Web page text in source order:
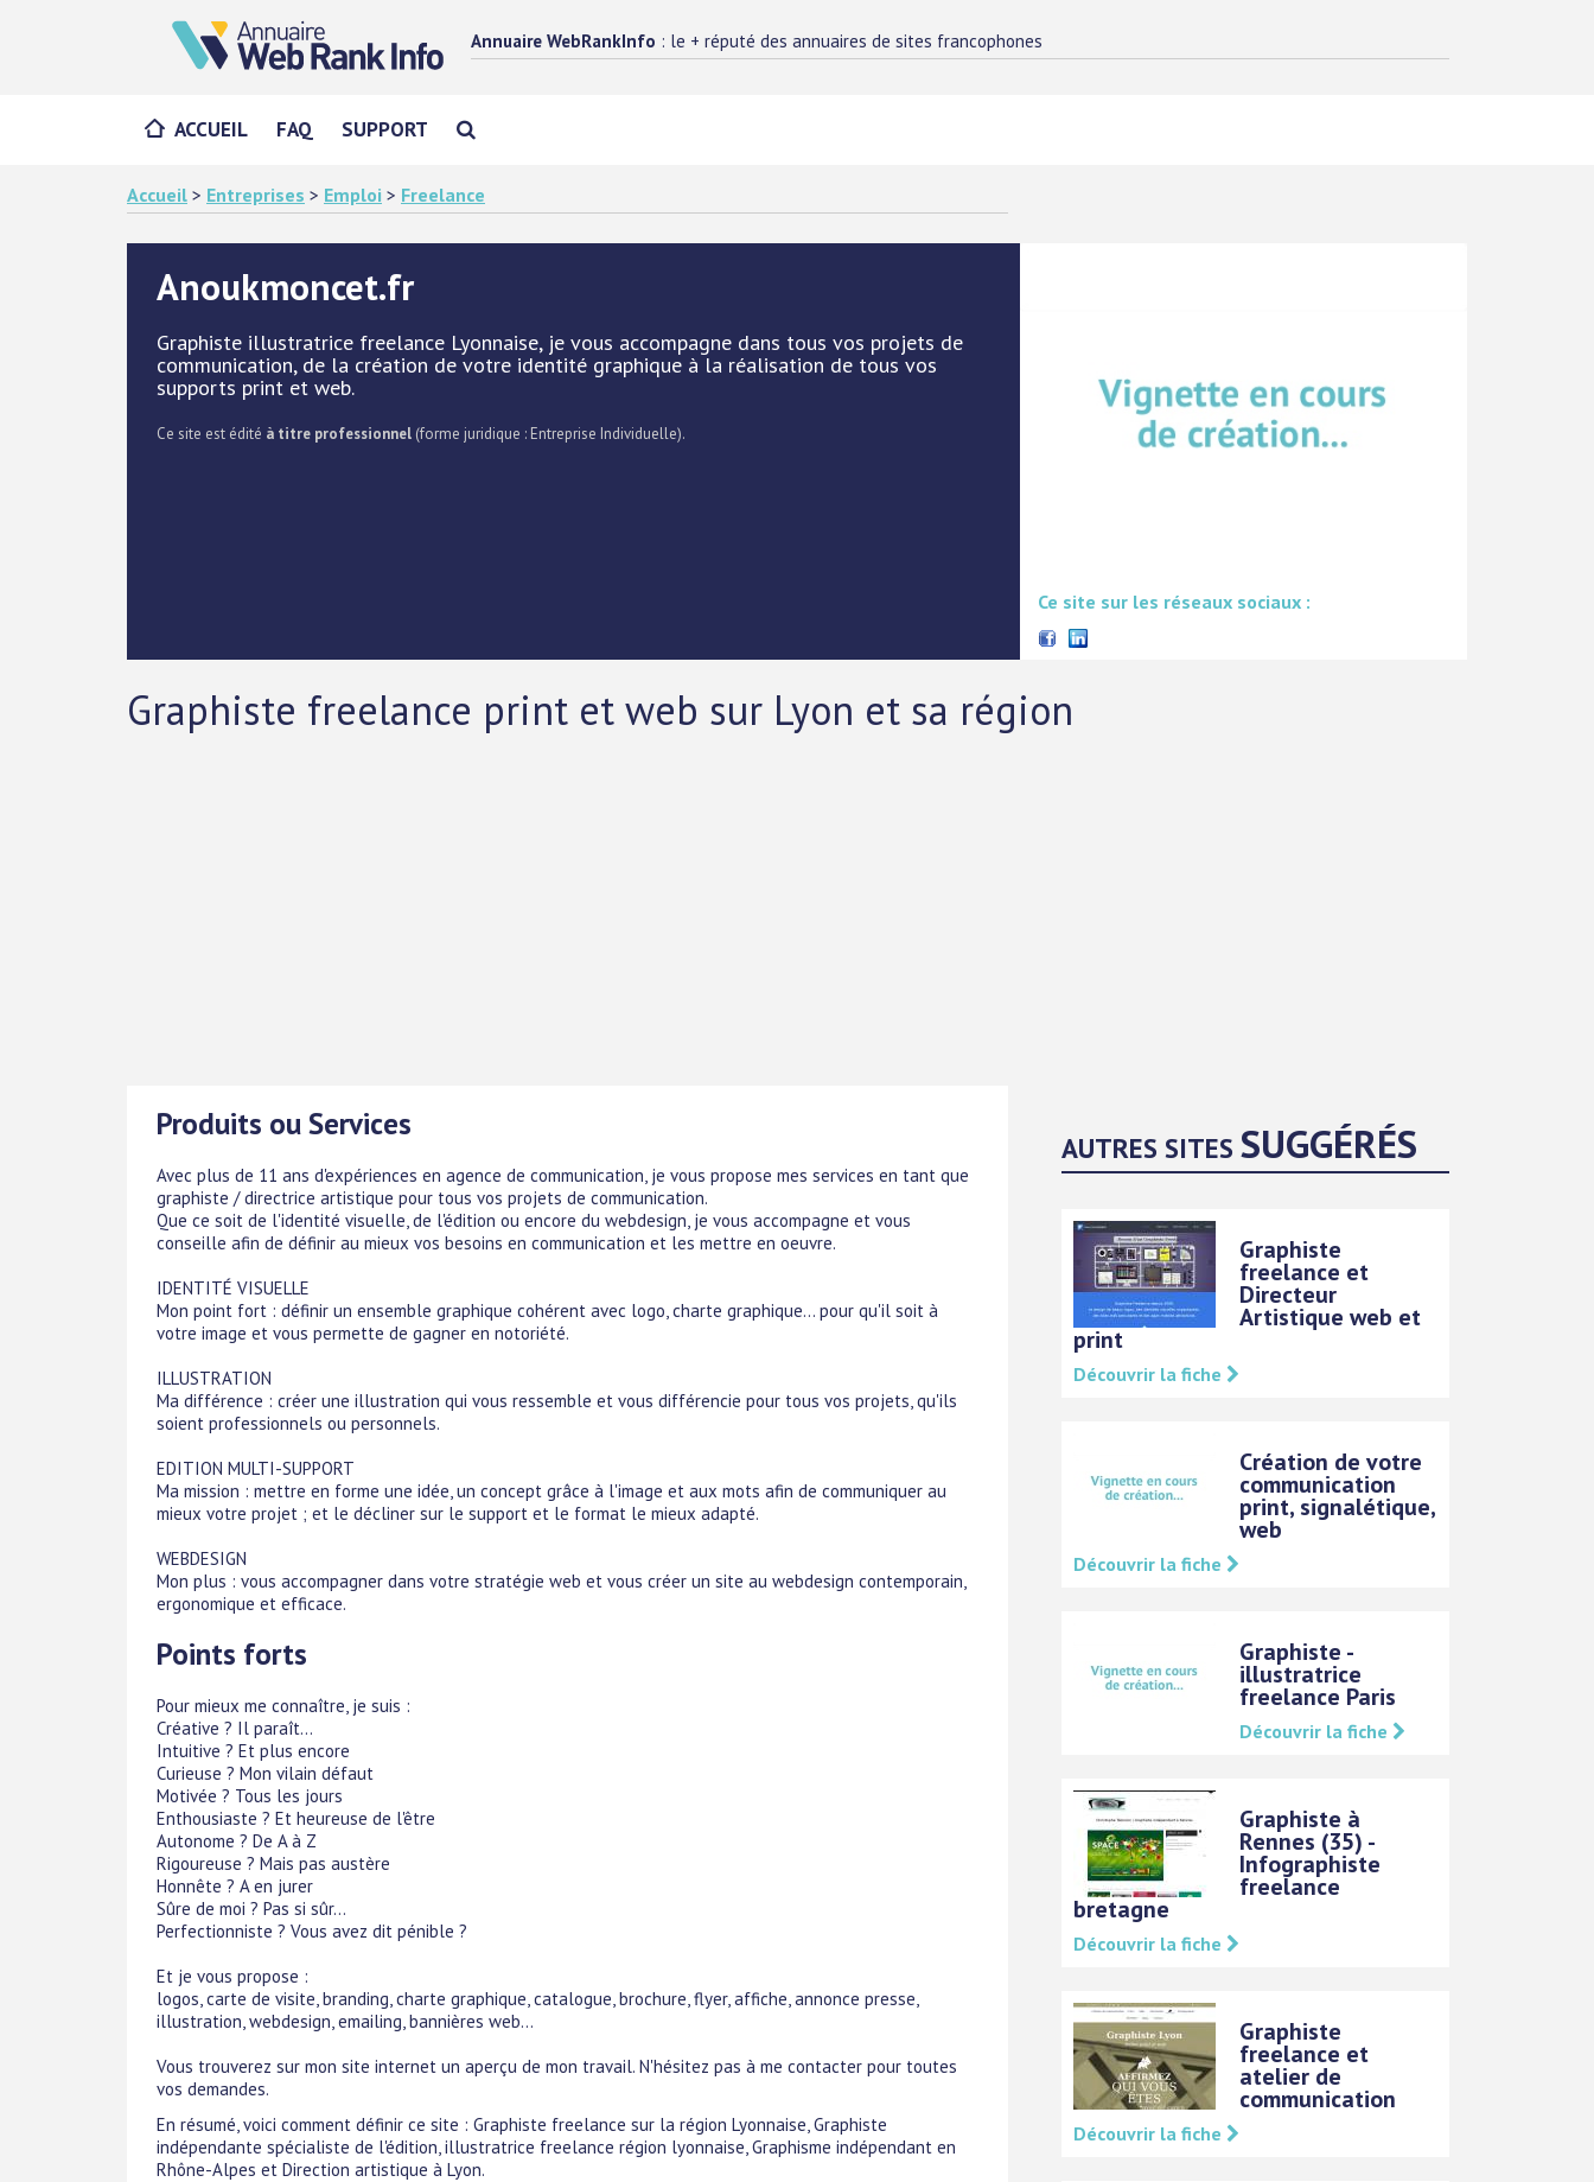
Annuaire WebRankInfo : le + réputé des annuaires de sites francophones
ACCUEIL FAQ SUPPORT
Accueil > Entreprises > Emploi > Freelance
Anoukmoncet.fr
Graphiste illustratrice freelance Lyonnaise, je vous accompagne dans tous vos projets de
communication, de la création de votre identité graphique à la réalisation de tous vos
supports print et web.
Ce site est édité à titre professionnel (forme juridique : Entreprise Individuelle).
Ce site sur les réseaux sociaux :
Graphiste freelance print et web sur Lyon et sa région
Produits ou Services
Avec plus de 11 ans d'expériences en agence de communication, je vous propose mes services en tant que
graphiste / directrice artistique pour tous vos projets de communication.
Que ce soit de l'identité visuelle, de l'édition ou encore du webdesign, je vous accompagne et vous
conseille afin de définir au mieux vos besoins en communication et les mettre en oeuvre.
IDENTITÉ VISUELLE
Mon point fort : définir un ensemble graphique cohérent avec logo, charte graphique... pour qu'il soit à
votre image et vous permette de gagner en notoriété.
ILLUSTRATION
Ma différence : créer une illustration qui vous ressemble et vous différencie pour tous vos projets, qu'ils
soient professionnels ou personnels.
EDITION MULTI-SUPPORT
Ma mission : mettre en forme une idée, un concept grâce à l'image et aux mots afin de communiquer au
mieux votre projet ; et le décliner sur le support et le format le mieux adapté.
WEBDESIGN
Mon plus : vous accompagner dans votre stratégie web et vous créer un site au webdesign contemporain,
ergonomique et efficace.
Points forts
Pour mieux me connaître, je suis :
Créative ? Il paraît...
Intuitive ? Et plus encore
Curieuse ? Mon vilain défaut
Motivée ? Tous les jours
Enthousiaste ? Et heureuse de l'être
Autonome ? De A à Z
Rigoureuse ? Mais pas austère
Honnête ? A en jurer
Sûre de moi ? Pas si sûr...
Perfectionniste ? Vous avez dit pénible ?
Et je vous propose :
logos, carte de visite, branding, charte graphique, catalogue, brochure, flyer, affiche, annonce presse,
illustration, webdesign, emailing, bannières web...
Vous trouverez sur mon site internet un aperçu de mon travail. N'hésitez pas à me contacter pour toutes
vos demandes.
En résumé, voici comment définir ce site : Graphiste freelance sur la région Lyonnaise, Graphiste
indépendante spécialiste de l'édition, illustratrice freelance région lyonnaise, Graphisme indépendant en
Rhône-Alpes et Direction artistique à Lyon.
AUTRES SITESSUGGÉRÉS
Graphiste
freelance et
Directeur
Artistique web et
print
Découvrir la fiche
Création de votre
communication
print, signalétique,
web
Découvrir la fiche
Graphiste -
illustratrice
freelance Paris
Découvrir la fiche
Graphiste à
Rennes (35) -
Infographiste
freelance
bretagne
Découvrir la fiche
Graphiste
freelance et
atelier de
communication
Découvrir la fiche